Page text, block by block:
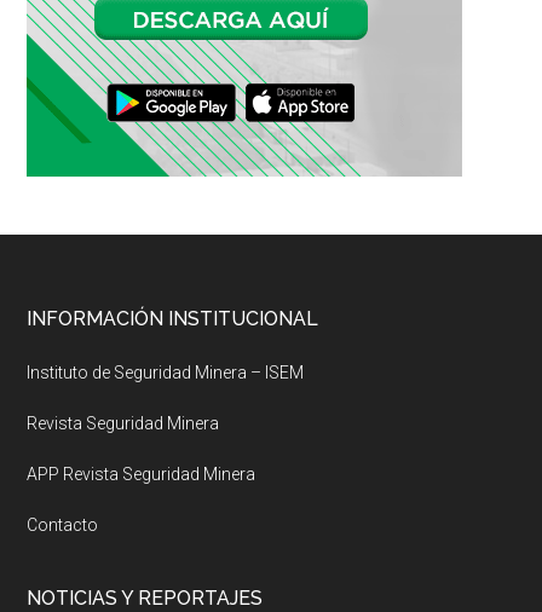
Footer
INFORMACIÓN INSTITUCIONAL
Instituto de Seguridad Minera – ISEM
Revista Seguridad Minera
APP Revista Seguridad Minera
Contacto
NOTICIAS Y REPORTAJES